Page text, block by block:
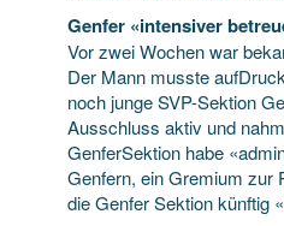
Genfer «intensiver
Vor zwei Wochen war
Der Mann musste
noch junge SVP-Sektion
Ausschluss aktiv und
GenferSektion habe
Genfern, ein Gremium zur
die Genfer Sektion künftig